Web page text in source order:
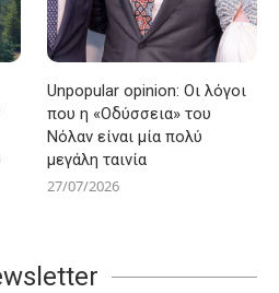
Unpopular opinion: Οι λόγοι
που η «Οδύσσεια» του
Νόλαν είναι μία πολύ
μεγάλη ταινία
27/07/2026